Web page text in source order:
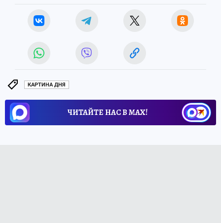
КАРТИНА ДНЯ
ЧИТАЙТЕ НАС В МАХ!